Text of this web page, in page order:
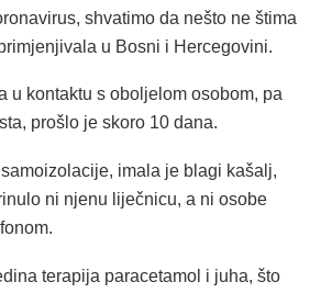
shvatimo da nešto ne štima
u Bosni i Hercegovini.
u kontaktu s oboljelom osobom, pa
prošlo je skoro 10 dana.
imala je blagi kašalj,
ni njenu liječnicu, a ni osobe
terapija paracetamol i juha, što